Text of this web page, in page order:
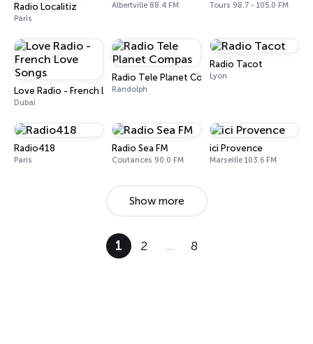
Radio Localitiz
Paris
Albertville 88.4 FM Tours 98.7 - 105.0 FM
Love Radio - French Love Songs
Dubai
Radio Tele Planet Compas
Randolph
Radio Tacot
Lyon
Radio418
Paris
Radio Sea FM
Coutances 90.0 FM
ici Provence
Marseille 103.6 FM
Show more
1 2 … 8